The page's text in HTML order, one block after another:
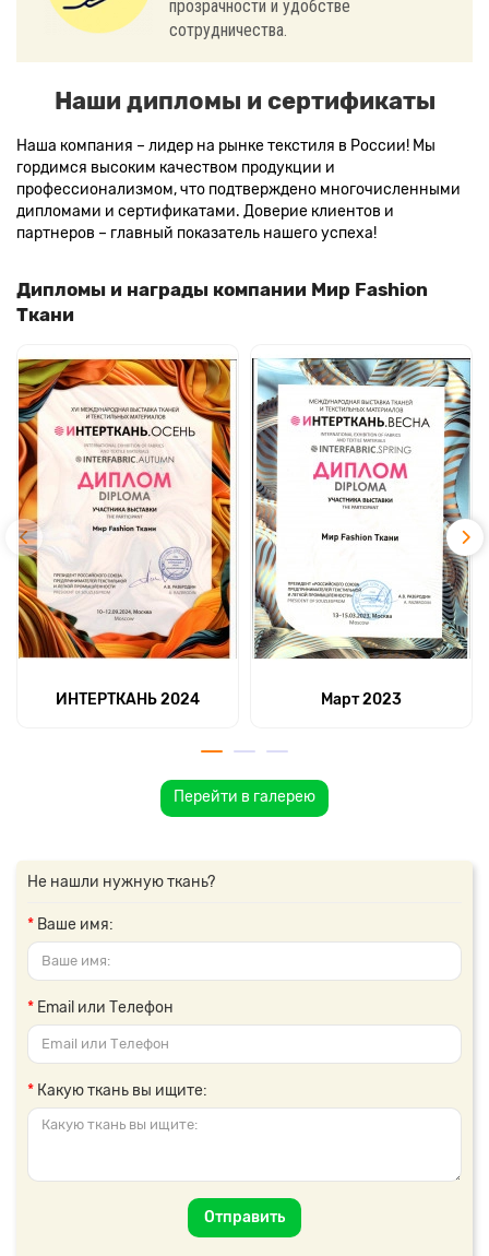
прозрачности и удобстве
сотрудничества.
Наши дипломы и сертификаты
Наша компания – лидер на рынке текстиля в России! Мы
гордимся высоким качеством продукции и
профессионализмом, что подтверждено многочисленными
дипломами и сертификатами. Доверие клиентов и
партнеров – главный показатель нашего успеха!
Дипломы и награды компании Мир Fashion
Ткани
ИНТЕРТКАНЬ 2024 Март 2023
Перейти в галерею
Не нашли нужную ткань?
Ваше имя:
Email или Телефон
Какую ткань вы ищите:
Отправить